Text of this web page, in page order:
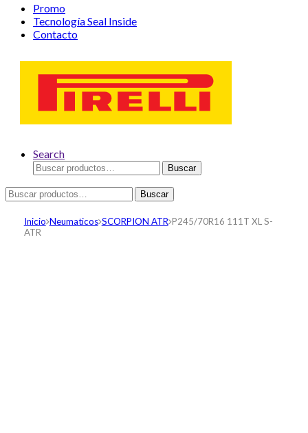
Promo
Tecnología Seal Inside
Contacto
Search
Buscar
por:
Buscar
Buscar
por:
Buscar
Inicio Neumaticos SCORPION ATR P245/70R16 111T XL S-
ATR